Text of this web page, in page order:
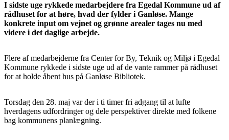
I sidste uge rykkede medarbejdere fra Egedal Kommune ud af
rådhuset for at høre, hvad der fylder i Ganløse. Mange
konkrete input om vejnet og grønne arealer tages nu med
videre i det daglige arbejde.
Flere af medarbejderne fra Center for By, Teknik og Miljø i Egedal
Kommune rykkede i sidste uge ud af de vante rammer på rådhuset
for at holde åbent hus på Ganløse Bibliotek.
Torsdag den 28. maj var der i ti timer fri adgang til at lufte
hverdagens udfordringer og dele perspektiver direkte med folkene
bag kommunens planlægning.